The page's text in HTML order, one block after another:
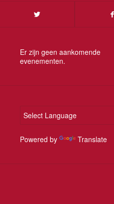
Er zijn geen aankomende
evenementen.
Powered by Translate